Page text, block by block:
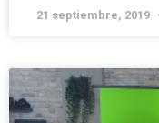
21 septiembre, 2019